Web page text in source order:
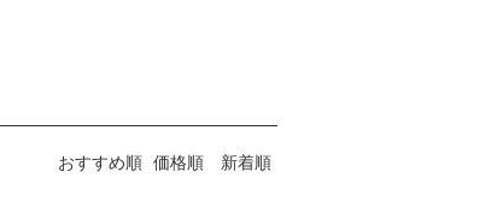
おすすめ順 価格順 新着順